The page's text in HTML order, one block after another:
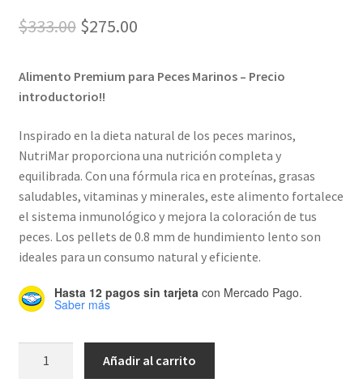
$333.00 El
original
$333.00.
$275.00El
actual
$275.00.
Alimento Premium para Peces Marinos – Precio
introductorio!!
Inspirado en la dieta natural de los peces marinos,
NutriMar proporciona una nutrición completa y
equilibrada. Con una fórmula rica en proteínas, grasas
saludables, vitaminas y minerales, este alimento fortalece
el sistema inmunológico y mejora la coloración de tus
peces. Los pellets de 0.8 mm de hundimiento lento son
ideales para un consumo natural y eficiente.
Hasta 12 pagos sin tarjeta con Mercado Pago.
Saber más
Añadir al carrito